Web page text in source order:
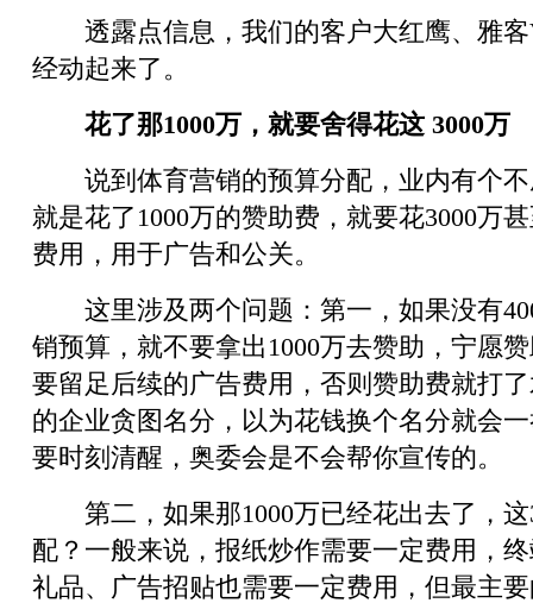
透露点信息，我们的客户大红鹰、雅客
经动起来了。
花了那1000万，就要舍得花这 3000万
说到体育营销的预算分配，业内有个不
就是花了1000万的赞助费，就要花3000万
费用，用于广告和公关。
这里涉及两个问题：第一，如果没有
销预算，就不要拿出1000万去赞助，宁愿
要留足后续的广告费用，否则赞助费就打
的企业贪图名分，以为花钱换个名分就会
要时刻清醒，奥委会是不会帮你宣传的。
第二，如果那1000万已经花出去了，这
配？一般来说，报纸炒作需要一定费用，
礼品、广告招贴也需要一定费用，但最主